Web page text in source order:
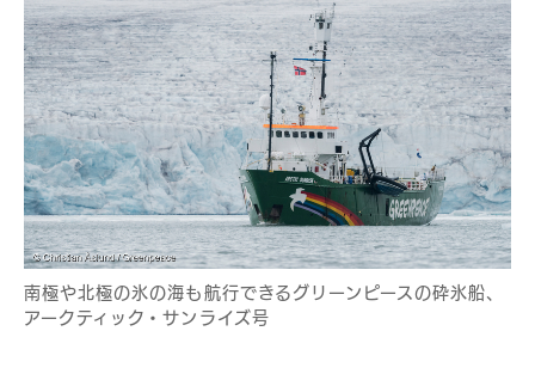
南極や北極の氷の海も航行できるグリーンピースの砕氷船、
アークティック・サンライズ号